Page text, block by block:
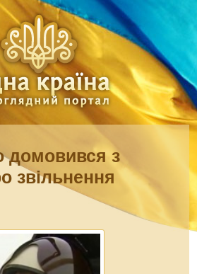
домовився з
звільнення